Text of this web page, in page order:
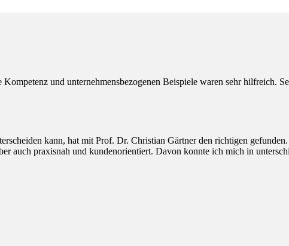
und unternehmensbezogenen Beispiele waren sehr hilfreich.
kann, hat mit Prof. Dr. Christian Gärtner den richtigen
auch praxisnah und kundenorientiert. Davon konnte ich mich in